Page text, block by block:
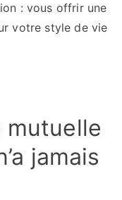
: vous offrir une
votre style de vie
mutuelle
jamais